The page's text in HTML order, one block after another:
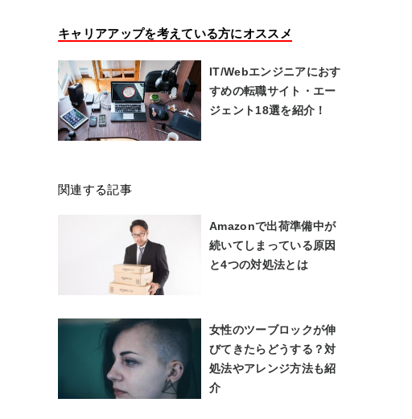
キャリアアップを考えている方にオススメ
IT/Webエンジニアにおす
すめの転職サイト・エー
ジェント18選を紹介！
関連する記事
Amazonで出荷準備中が
続いてしまっている原因
と4つの対処法とは
女性のツーブロックが伸
びてきたらどうする？対
処法やアレンジ方法も紹
介